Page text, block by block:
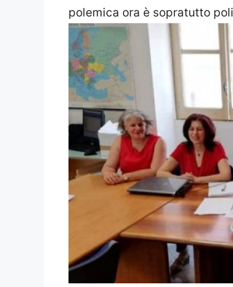
polemica ora è sopratutto